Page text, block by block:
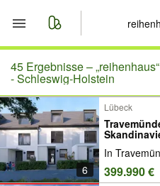
Start
Merkliste
Nachrichten
Anzeige aufgeben
45 Ergebnisse –
- Schleswig-Holstein
6
Lübeck
In
399.990 €